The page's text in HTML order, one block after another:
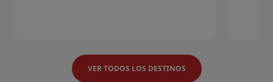
VER TODOS LOS DESTINOS